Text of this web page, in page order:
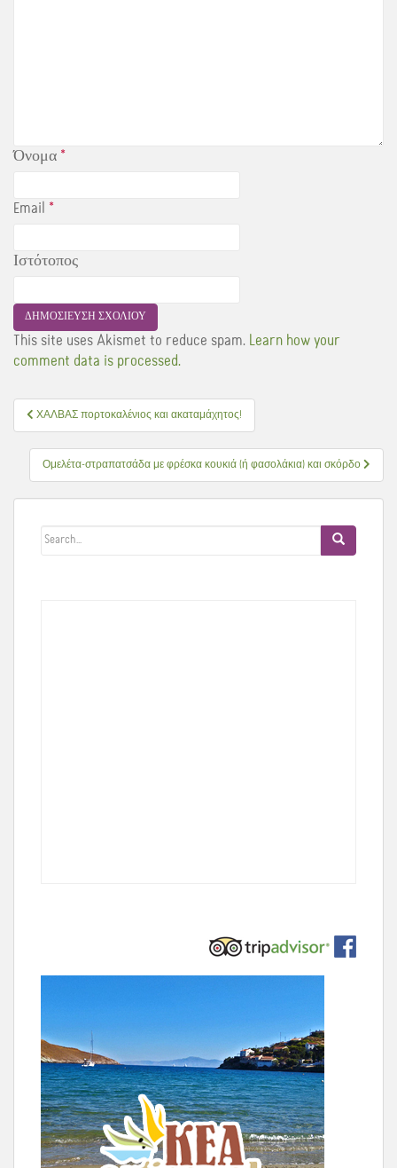
Όνομα *
Email *
Ιστότοπος
This site uses Akismet to reduce spam. Learn how your
comment data is processed.
Πλοήγηση
άρθρων
ΧΑΛΒΑΣ πορτοκαλένιος και ακαταμάχητος!
Ομελέτα-στραπατσάδα με φρέσκα κουκιά (ή φασολάκια) και σκόρδο